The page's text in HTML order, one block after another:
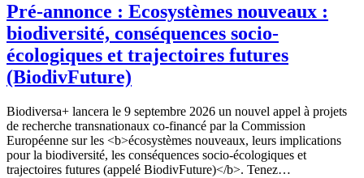
Pré-annonce : Ecosystèmes nouveaux :
biodiversité, conséquences socio-
écologiques et trajectoires futures
(BiodivFuture)
Biodiversa+ lancera le 9 septembre 2026 un nouvel appel à projets
de recherche transnationaux co-financé par la Commission
Européenne sur les <b>écosystèmes nouveaux, leurs implications
pour la biodiversité, les conséquences socio-écologiques et
trajectoires futures (appelé BiodivFuture)</b>. Tenez…